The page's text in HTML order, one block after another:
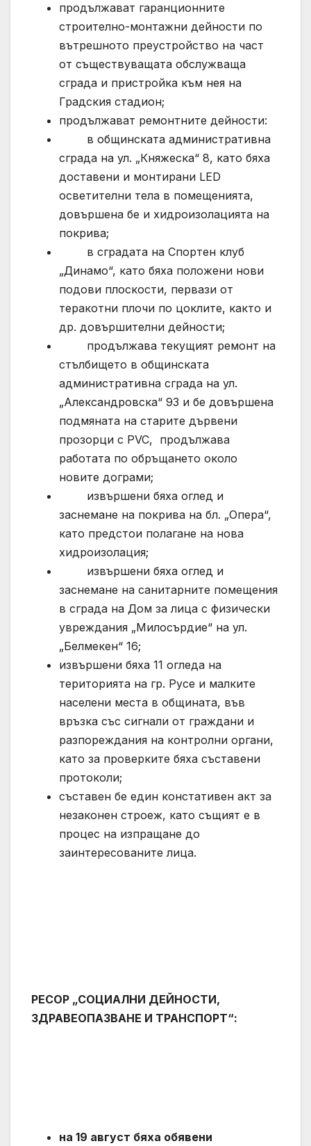
продължават гаранционните
строително-монтажни дейности по
вътрешното преустройство на част
от съществуващата обслужваща
сграда и пристройка към нея на
Градския стадион;
продължават ремонтните дейности:
в общинската административна
сграда на ул. „Княжеска“ 8, като бяха
доставени и монтирани LED
осветителни тела в помещенията,
довършена бе и хидроизолацията на
покрива;
в сградата на Спортен клуб
„Динамо“, като бяха положени нови
подови плоскости, первази от
теракотни плочи по цоклите, както и
др. довършителни дейности;
продължава текущият ремонт на
стълбището в общинската
административна сграда на ул.
„Александровска“ 93 и бе довършена
подмяната на старите дървени
прозорци с PVC, продължава
работата по обръщането около
новите дограми;
извършени бяха оглед и
заснемане на покрива на бл. „Опера“,
като предстои полагане на нова
хидроизолация;
извършени бяха оглед и
заснемане на санитарните помещения
в сграда на Дом за лица с физически
увреждания „Милосърдие“ на ул.
„Белмекен“ 16;
извършени бяха 11 огледа на
територията на гр. Русе и малките
населени места в общината, във
връзка със сигнали от граждани и
разпореждания на контролни органи,
като за проверките бяха съставени
протоколи;
съставен бе един констативен акт за
незаконен строеж, като същият е в
процес на изпращане до
заинтересованите лица.
РЕСОР „СОЦИАЛНИ ДЕЙНОСТИ,
ЗДРАВЕОПАЗВАНЕ И ТРАНСПОРТ“:
на 19 август бяха обявени